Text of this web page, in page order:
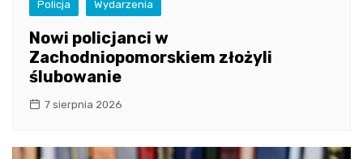
Policja Wydarzenia
Nowi policjanci w
Zachodniopomorskiem złożyli
ślubowanie
7 sierpnia 2026